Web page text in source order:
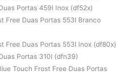
Portas 459l Inox (df52x)
Free Duas Portas 553l Branco
Free Duas Portas 553l Inox (df80x)
Portas 310l (dfn39)
Touch Frost Free Duas Portas